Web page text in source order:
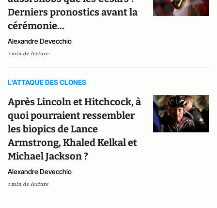
Derniers pronostics avant la
cérémonie...
Alexandre Devecchio
1 min de lecture
L'ATTAQUE DES CLONES
Après Lincoln et Hitchcock, à
quoi pourraient ressembler
les biopics de Lance
Armstrong, Khaled Kelkal et
Michael Jackson ?
Alexandre Devecchio
1 min de lecture